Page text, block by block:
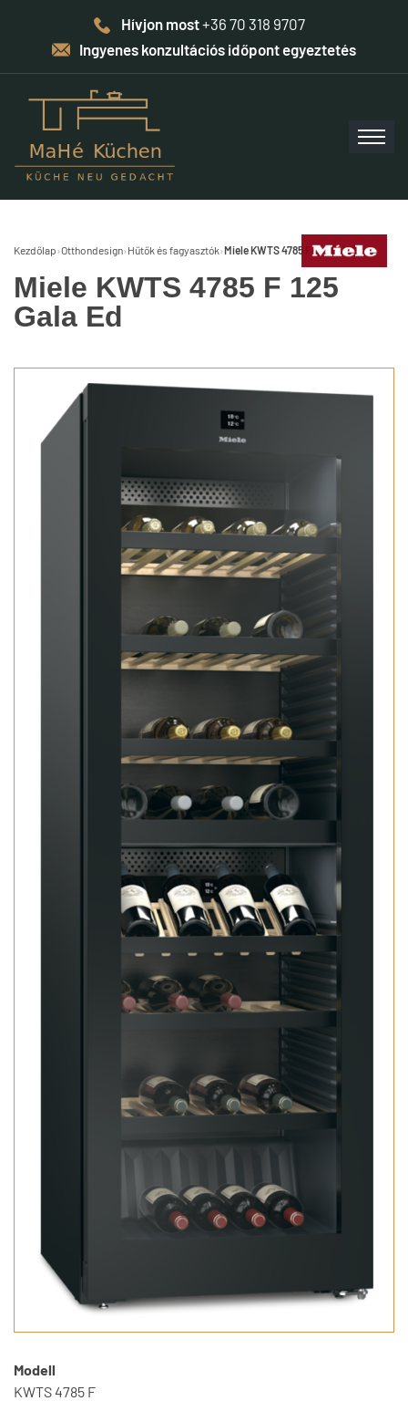
Hívjon most+36 70 318 9707
Ingyenes konzultációs időpont egyeztetés
Kezdőlap›Otthondesign› Hűtők és fagyasztók›Miele KWTS 4785 F 125 Gala Ed
Miele KWTS 4785 F 125
Gala Ed
Modell
KWTS 4785 F